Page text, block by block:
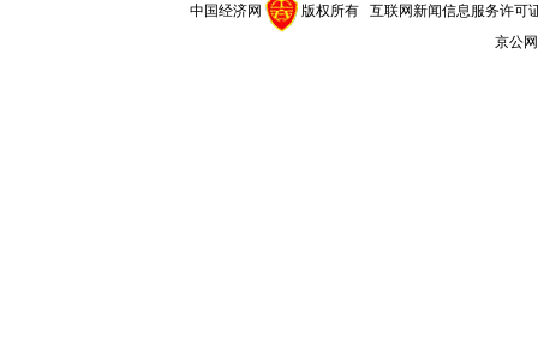
中国经济网
版权所有 互联网新闻信息服务许可
京公